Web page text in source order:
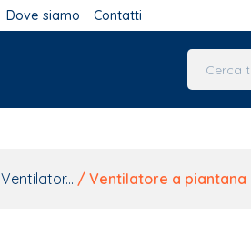
Dove siamo Contatti
Ventilator... / Ventilatore a piantana